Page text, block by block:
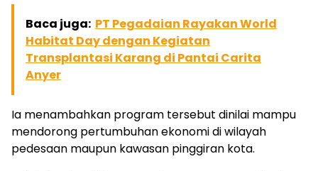
Baca juga: PT Pegadaian Rayakan World
Habitat Day dengan Kegiatan
Transplantasi Karang di Pantai Carita
Anyer
Ia menambahkan program tersebut dinilai mampu
mendorong pertumbuhan ekonomi di wilayah
pedesaan maupun kawasan pinggiran kota.